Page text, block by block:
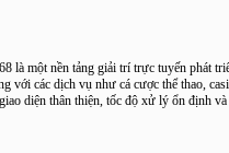
"C168 là một nền tảng giải trí trực tuyến
dạng với các dịch vụ như cá cược thể
với giao diện thân thiện, tốc độ xử lý ổn